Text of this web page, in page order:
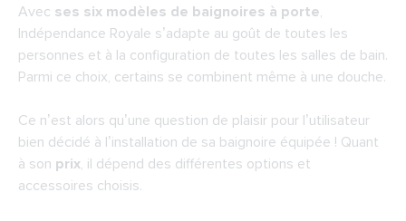
Avec ses six modèles de baignoires à porte,
Indépendance Royale s’adapte au goût de toutes les
personnes et à la configuration de toutes les salles de bain.
Parmi ce choix, certains se combinent même à une douche.
Ce n’est alors qu’une question de plaisir pour l’utilisateur
bien décidé à l’installation de sa baignoire équipée ! Quant
à son prix, il dépend des différentes options et
accessoires choisis.